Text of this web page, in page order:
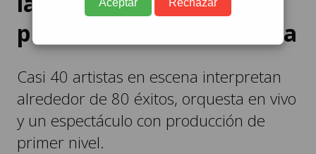
presentará en Guatemala
Casi 40 artistas en escena interpretan
alrededor de 80 éxitos, orquesta en vivo
y un espectáculo con producción de
primer nivel.